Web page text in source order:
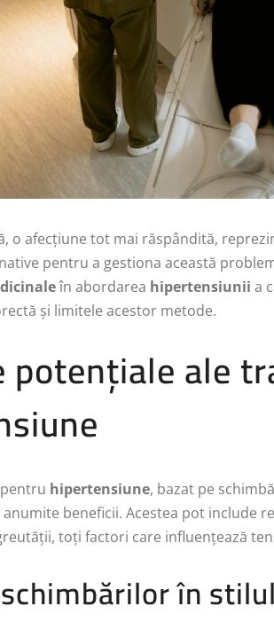
o afecțiune tot mai răspândită,
pentru a gestiona această
în abordarea hipertensiunii a
și limitele acestor metode.
potențiale ale
pentru hipertensiune, bazat pe
beneficii. Acestea pot include
toți factori care influențează
în